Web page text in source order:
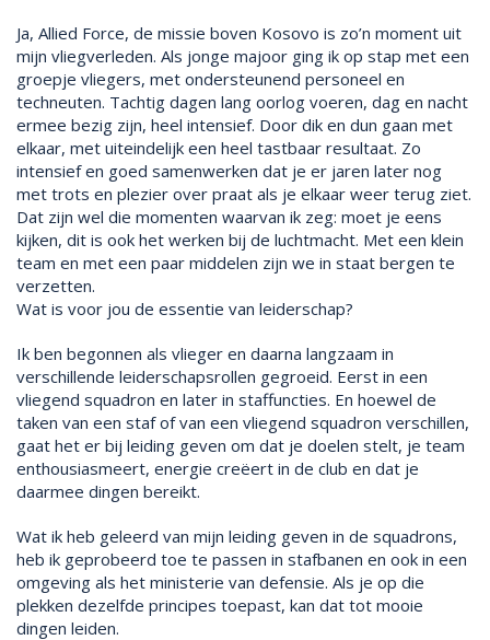
Ja, Allied Force, de missie boven Kosovo is zo’n moment uit
mijn vliegverleden. Als jonge majoor ging ik op stap met een
groepje vliegers, met ondersteunend personeel en
techneuten. Tachtig dagen lang oorlog voeren, dag en nacht
ermee bezig zijn, heel intensief. Door dik en dun gaan met
elkaar, met uiteindelijk een heel tastbaar resultaat. Zo
intensief en goed samenwerken dat je er jaren later nog
met trots en plezier over praat als je elkaar weer terug ziet.
Dat zijn wel die momenten waarvan ik zeg: moet je eens
kijken, dit is ook het werken bij de luchtmacht. Met een klein
team en met een paar middelen zijn we in staat bergen te
verzetten.
Wat is voor jou de essentie van leiderschap?
Ik ben begonnen als vlieger en daarna langzaam in
verschillende leiderschapsrollen gegroeid. Eerst in een
vliegend squadron en later in staffuncties. En hoewel de
taken van een staf of van een vliegend squadron verschillen,
gaat het er bij leiding geven om dat je doelen stelt, je team
enthousiasmeert, energie creëert in de club en dat je
daarmee dingen bereikt.
Wat ik heb geleerd van mijn leiding geven in de squadrons,
heb ik geprobeerd toe te passen in stafbanen en ook in een
omgeving als het ministerie van defensie. Als je op die
plekken dezelfde principes toepast, kan dat tot mooie
dingen leiden.